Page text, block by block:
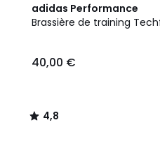
adidas Performance
Brassière de training
40,00 €
4,8
/ 5
4,8
/